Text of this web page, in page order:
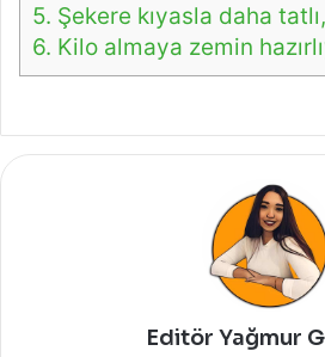
5. Şekere kıyasla daha
6. Kilo almaya zemin
Editör Yağmur